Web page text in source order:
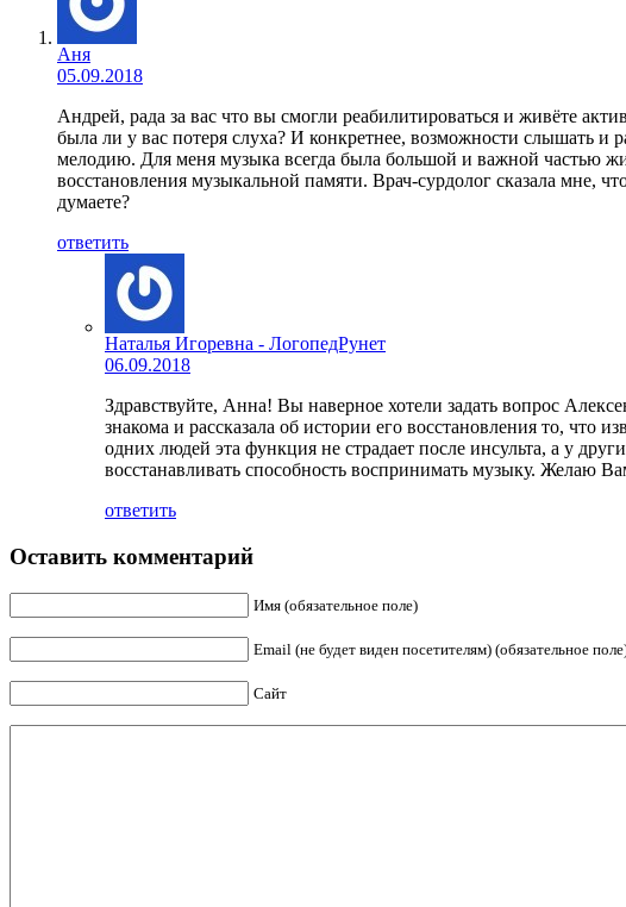
Аня
05.09.2018
Андрей, рада за вас что вы смогли реабилитироваться и живёте
была ли у вас потеря слуха? И конкретнее, возможности слышать и
мелодию. Для меня музыка всегда была большой и важной частью
восстановления музыкальной памяти. Врач-сурдолог сказала мне,
думаете?
ответить
Наталья Игоревна - ЛогопедРунет
06.09.2018
Здравствуйте, Анна! Вы наверное хотели задать вопрос
знакома и рассказала об истории его восстановления то, что
одних людей эта функция не страдает после инсульта, а у
восстанавливать способность воспринимать музыку. Желаю
ответить
Оставить комментарий
Имя (обязательное поле)
Email (не будет виден посетителям) (обязательное
Сайт